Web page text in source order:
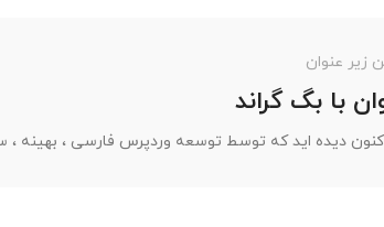
زیر عنوان
با بگ گراند
دیده اید که توسط توسعه وردپرس فارسی ،